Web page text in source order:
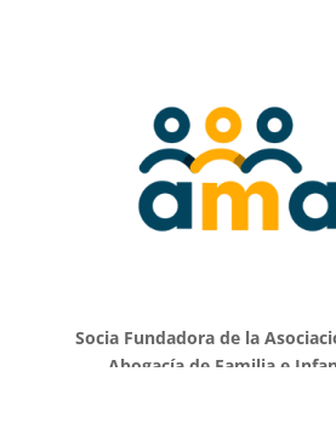
Socia Fundadora de la
Abogacía de Familia e